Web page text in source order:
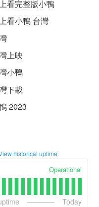
看完整版小鴨
看小鴨 台灣
上映
小鴨
下載
2023
historical uptime.
Operational
Today